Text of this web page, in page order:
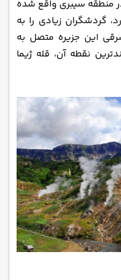
منطقه سیبری واقع شده
گردشگران زیادی را به
این جزیره متصل به
نقطه آن، قله ژیما